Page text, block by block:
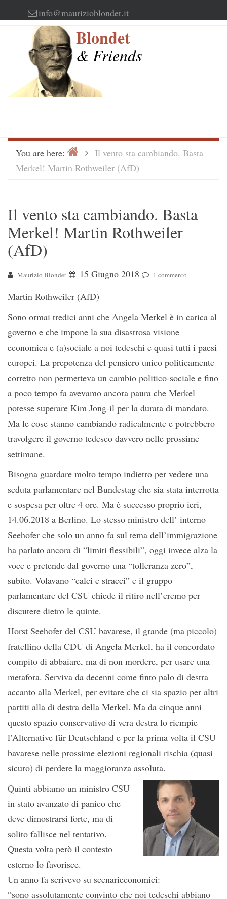
to
info@maurizioblondet.it
Blondet
& Friends
You are here: HomeIl vento sta cambiando. Basta
Merkel! Martin Rothweiler (AfD)
Il vento sta cambiando. Basta
Merkel! Martin Rothweiler
(AfD)
Maurizio Blondet 15 Giugno 2018 1 commento
Martin Rothweiler (AfD)
Sono ormai tredici anni che Angela Merkel è in carica al
governo e che impone la sua disastrosa visione
economica e (a)sociale a noi tedeschi e quasi tutti i paesi
europei. La prepotenza del pensiero unico politicamente
corretto non permetteva un cambio politico-sociale e fino
a poco tempo fa avevamo ancora paura che Merkel
potesse superare Kim Jong-il per la durata di mandato.
Ma le cose stanno cambiando radicalmente e potrebbero
travolgere il governo tedesco davvero nelle prossime
settimane.
Bisogna guardare molto tempo indietro per vedere una
seduta parlamentare nel Bundestag che sia stata interrotta
e sospesa per oltre 4 ore. Ma è successo proprio ieri,
14.06.2018 a Berlino. Lo stesso ministro dell’ interno
Seehofer che solo un anno fa sul tema dell’immigrazione
ha parlato ancora di “limiti flessibili”, oggi invece alza la
voce e pretende dal governo una “tolleranza zero”,
subito. Volavano “calci e stracci” e il gruppo
parlamentare del CSU chiede il ritiro nell’eremo per
discutere dietro le quinte.
Horst Seehofer del CSU bavarese, il grande (ma piccolo)
fratellino della CDU di Angela Merkel, ha il concordato
compito di abbaiare, ma di non mordere, per usare una
metafora. Serviva da decenni come finto palo di destra
accanto alla Merkel, per evitare che ci sia spazio per altri
partiti alla di destra della Merkel. Ma da cinque anni
questo spazio conservativo di vera destra lo riempie
l’Alternative für Deutschland e per la prima volta il CSU
bavarese nelle prossime elezioni regionali rischia (quasi
sicuro) di perdere la maggioranza assoluta.
Quinti abbiamo un ministro CSU
in stato avanzato di panico che
deve dimostrarsi forte, ma di
solito fallisce nel tentativo.
Questa volta però il contesto
esterno lo favorisce.
Un anno fa scrivevo su scenarieconomici:
“sono assolutamente convinto che noi tedeschi abbiano